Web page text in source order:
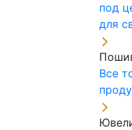
под
для
Все